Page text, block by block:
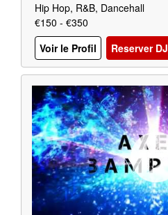
Hip Hop, R&B, Dancehall
€150 - €350
Voir le Profil
Reserver DJ